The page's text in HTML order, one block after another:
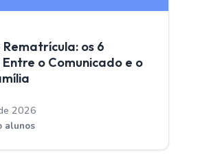
Rematrícula: os 6
o Comunicado e o
2026
alunos